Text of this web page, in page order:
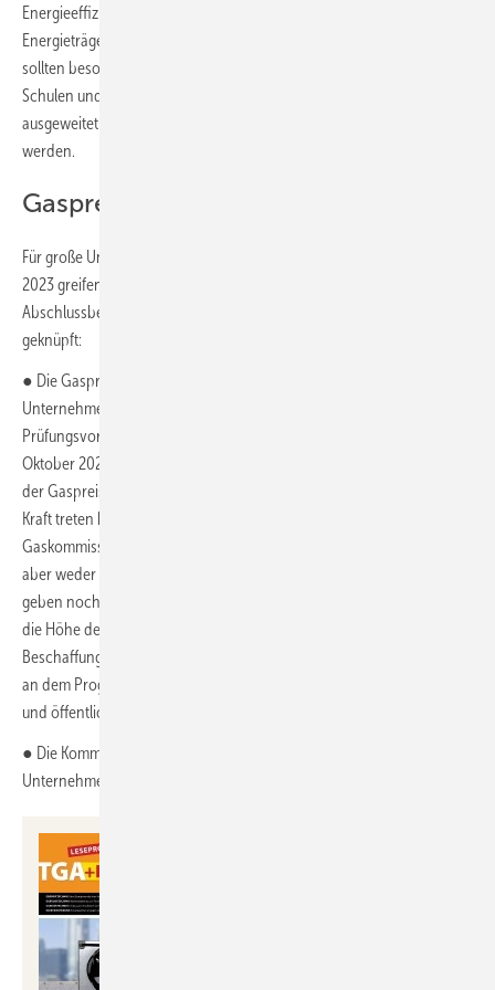
Energieeffizienz und Heizungstechnologien, einen Wechsel der
Energieträger und die Sanierung von Gebäuden. Priorisiert werden
sollten besonders ineffizient gasbeheizte Mehrfamilienhäuser sowie
Schulen und Krankenhäuser. Zudem sollen die Fördermöglichkeiten
ausgeweitet und eine Strategie zur Nutzung von Abwärme entwickelt
werden.
Gaspreisbremse für Unternehmen
Für große Unternehmen soll die Gaspreisbremse ab dem 1. Januar
2023 greifen. Sie wurde von der Kommission in ihrem
Abschlussbericht spezifiziert und an bestimmte Bedingungen
geknüpft:
● Die Gaspreisbremse für große industrielle Verbraucher (rund 25 000
Unternehmen) stand zunächst noch unter dem beihilferechtlichen
Prüfungsvorbehalt der EU. Dazu konnte die Bundesregierung Ende
Oktober 2022 eine Verständigung erzielen, sodass der Grundgedanke
der Gaspreisbremse für Unternehmen wie geplant zum 1. Januar in
Kraft treten kann. Gegenüber dem ursprünglichen Vorschlag der
Gaskommission gibt es eine Reihe technischer Anpassungen. Es wird
aber weder ein Einzelantragsverfahren auf Unternehmensebene
geben noch Änderungen an dem Vorschlag der Gaskommission für
die Höhe des entlastbaren Kontingents (70 %) und den
Beschaffungspreis (7 Ct/kWh). Unternehmen müssen die Teilnahme
an dem Programm bei ihrem Versorger jedoch anmelden (Opt-In)
und öffentlich machen.
● Die Kommission schlägt außerdem vor, die Unterstützung nur
Unternehmen zu gewähren, die die betroffenen Standorte erhalten.